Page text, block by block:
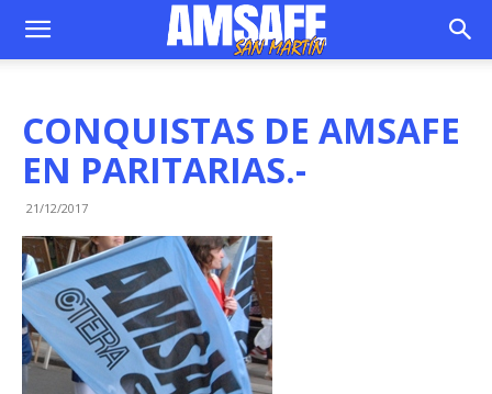
CONQUISTAS DE AMSAFE
EN PARITARIAS.-
21/12/2017